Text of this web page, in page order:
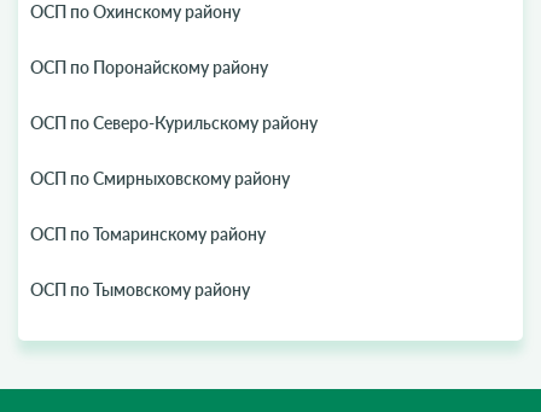
ОСП по Охинскому району
ОСП по Поронайскому району
ОСП по Северо-Курильскому району
ОСП по Смирныховскому району
ОСП по Томаринскому району
ОСП по Тымовскому району